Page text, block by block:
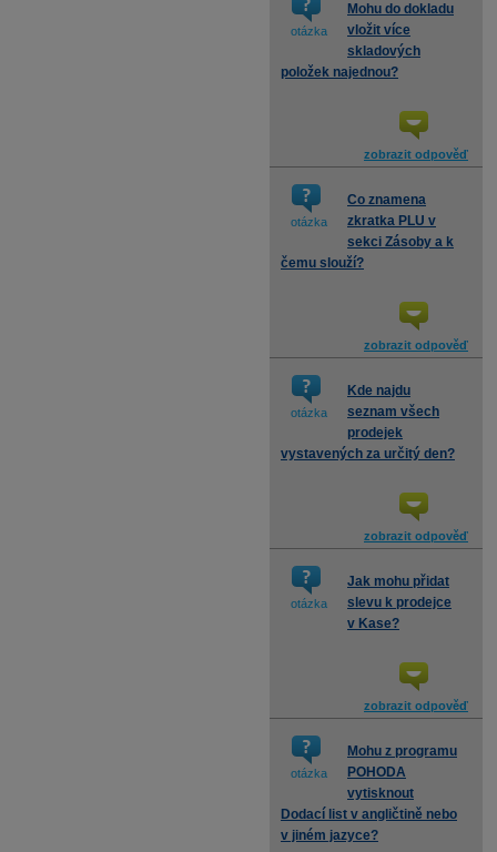
otázka
Mohu do dokladu
vložit více
skladových
položek najednou?
zobrazit odpověď
otázka
Co znamena
zkratka PLU v
sekci Zásoby a k
čemu slouží?
zobrazit odpověď
otázka
Kde najdu
seznam všech
prodejek
vystavených za určitý den?
zobrazit odpověď
otázka
Jak mohu přidat
slevu k prodejce
v Kase?
zobrazit odpověď
otázka
Mohu z programu
POHODA
vytisknout
Dodací list v angličtině nebo
v jiném jazyce?